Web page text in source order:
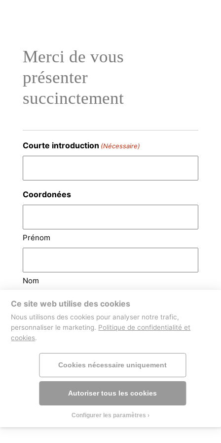
Merci de vous
présenter
succinctement
Courte introduction (Nécessaire)
Coordonées
Prénom
Nom
Email (Nécessaire)
Téléphone
Ce site web utilise des cookies
Nous utilisons des cookies pour analyser notre trafic,
personnaliser le marketing. Politique de confidentialité et
cookies.
Cookies nécessaire uniquement
Autoriser tous les cookies
Configurer les paramètres